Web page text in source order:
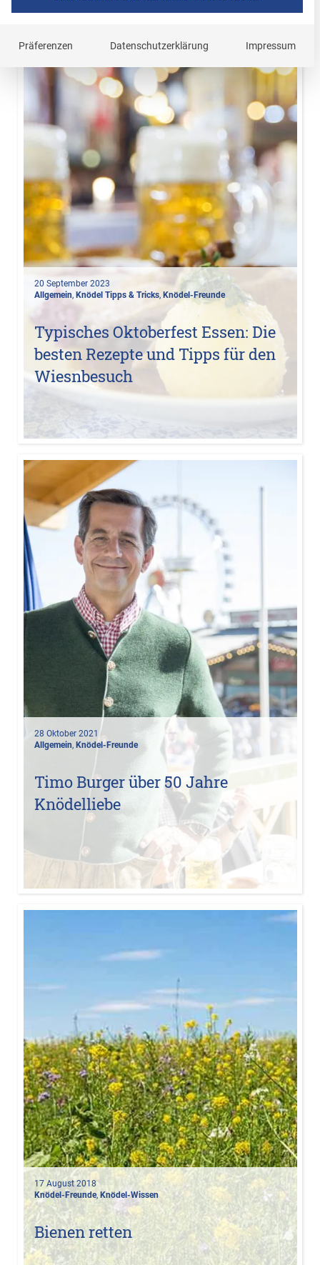
20 September 2023
Allgemein, Knödel Tipps & Tricks, Knödel-Freunde
Typisches Oktoberfest Essen: Die
besten Rezepte und Tipps für den
Wiesnbesuch
28 Oktober 2021
Allgemein, Knödel-Freunde
Timo Burger über 50 Jahre
Knödelliebe
17 August 2018
Knödel-Freunde, Knödel-Wissen
Bienen retten
Präferenzen Datenschutzerklärung Impressum